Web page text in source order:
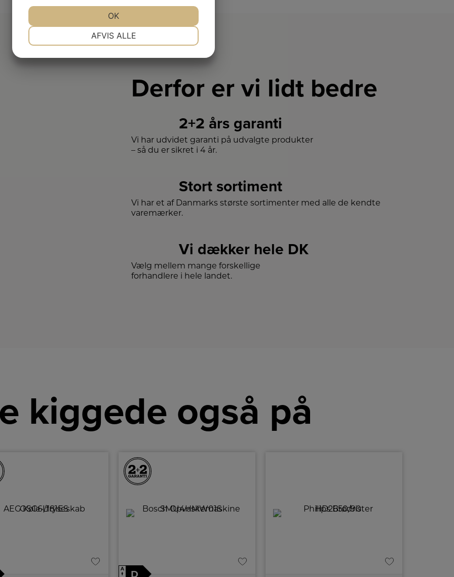
Derfor er vi lidt bedre
2+2 års garanti
Vi har udvidet garanti på udvalgte produkter
– så du er sikret i 4 år.
Stort sortiment
Vi har et af Danmarks største sortimenter med alle de kendte
varemærker.
Vi dækker hele DK
Vælg mellem mange forskellige
forhandlere i hele landet.
kiggede også på
A
↑
D
AFVIS ALLE
OK